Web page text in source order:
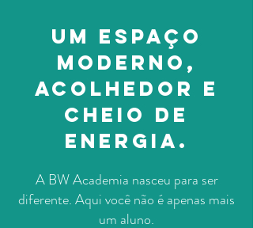
Um espaço
moderno,
acolhedor e
cheio de
energia.
A BW Academia nasceu para ser
diferente. Aqui você não é apenas mais
um aluno.